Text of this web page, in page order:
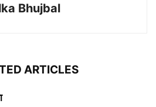
Bhujbal
ARTICLES